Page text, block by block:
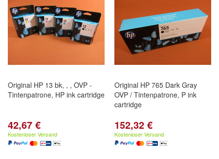
Original HP 13 bk, , , OVP -
Tintenpatrone, HP ink cartridge
42,67 €
Kostenloser Versand
Original HP 765 Dark Gray
OVP / Tintenpatrone, P ink
cartridge
152,32 €
Kostenloser Versand